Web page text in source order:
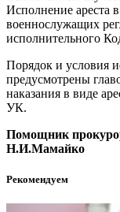
Исполнение ареста
военнослужащих
исполнительного
Порядок и условия
предусмотрены
наказания в виде
УК.
Помощник
Н.И.Мамайко
Рекомендуем